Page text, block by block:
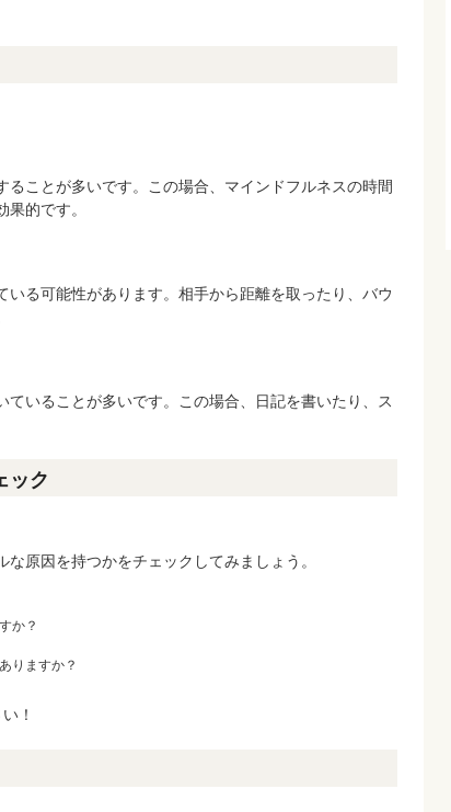
ことが多いです。この場合、マインドフルネスの時間
的です。
る可能性があります。相手から距離を取ったり、バウ
いることが多いです。この場合、日記を書いたり、ス
ック
原因を持つかをチェックしてみましょう。
か？
りますか？
！